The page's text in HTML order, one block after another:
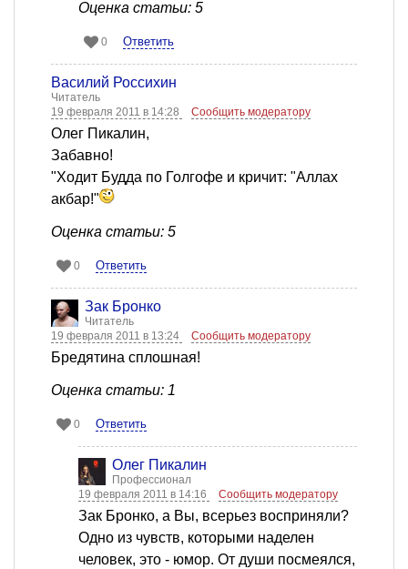
Оценка статьи: 5
0 Ответить
Василий Россихин
Читатель
19 февраля 2011 в 14:28
Сообщить модератору
Олег Пикалин,
Забавно!
"Ходит Будда по Голгофе и кричит: "Аллах
акбар!"
Оценка статьи: 5
0 Ответить
Зак Бронко
Читатель
19 февраля 2011 в 13:24
Сообщить модератору
Бредятина сплошная!
Оценка статьи: 1
0 Ответить
Олег Пикалин
Профессионал
19 февраля 2011 в 14:16
Сообщить модератору
Зак Бронко, а Вы, всерьез восприняли?
Одно из чувств, которыми наделен
человек, это - юмор. От души посмеялся,